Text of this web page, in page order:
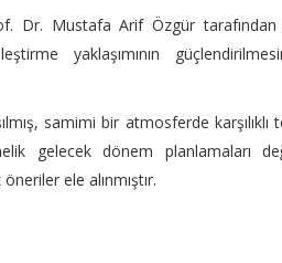
Dr. Mustafa Arif Özgür tarafından
yaklaşımının
samimi bir atmosferde
gelecek dönem planlamaları
ele alınmıştır.